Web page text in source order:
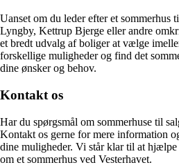
Uanset om du leder efter et
Lyngby, Kettrup Bjerge eller andre
et bredt udvalg af boliger at vælge
forskellige muligheder og find det
dine ønsker og behov.
Kontakt os
Har du spørgsmål om sommerhuse til
Kontakt os gerne for mere information
dine muligheder. Vi står klar til at hjælpe
om et sommerhus ved Vesterhavet.